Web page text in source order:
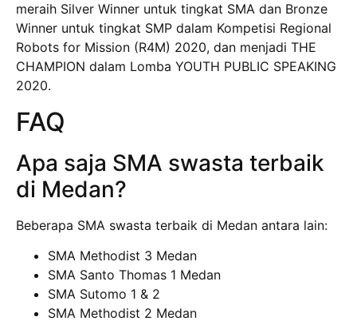
meraih Silver Winner untuk tingkat SMA dan Bronze
Winner untuk tingkat SMP dalam Kompetisi Regional
Robots for Mission (R4M) 2020, dan menjadi THE
CHAMPION dalam Lomba YOUTH PUBLIC SPEAKING
2020.
FAQ
Apa saja SMA swasta terbaik
di Medan?
Beberapa SMA swasta terbaik di Medan antara lain:
SMA Methodist 3 Medan
SMA Santo Thomas 1 Medan
SMA Sutomo 1 & 2
SMA Methodist 2 Medan